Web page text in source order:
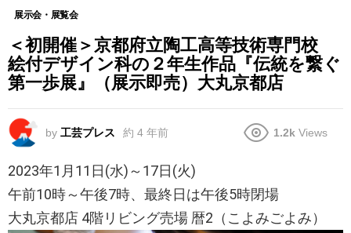
展示会・展覧会
＜初開催＞京都府立陶工高等技術専門校
絵付デザイン科の２年生作品『伝統を繋ぐ
第一歩展』（展示即売）大丸京都店
by 工芸プレス 約 4 年前 1.2k Views
2023年1月11日(水)～17日(火)
午前10時～午後7時、最終日は午後5時閉場
大丸京都店 4階リビング売場 暦2（こよみごよみ）